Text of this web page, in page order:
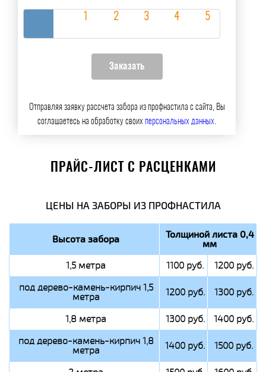
Отправляя заявку рассчета забора из профнастила с сайта, Вы
соглашаетесь на обработку своихперсональных данных.
ПРАЙС-ЛИСТ С РАСЦЕНКАМИ
ЦЕНЫ НА ЗАБОРЫ ИЗ ПРОФНАСТИЛА
Высота забора Толщиной листа 0,4
мм
1,5 метра 1100 руб.
1200 руб.
под дерево-камень-кирпич 1,5
метра 1200 руб. 1300 руб.
1,8 метра 1300 руб.
1400 руб.
под дерево-камень-кирпич 1,8
метра 1400 руб. 1500 руб.